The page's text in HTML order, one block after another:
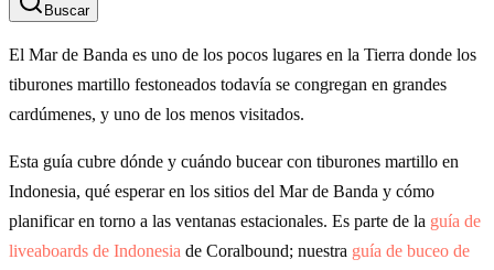
Buscar
El Mar de Banda es uno de los pocos lugares en la Tierra donde los
tiburones martillo festoneados todavía se congregan en grandes
cardúmenes, y uno de los menos visitados.
Esta guía cubre dónde y cuándo bucear con tiburones martillo en
Indonesia, qué esperar en los sitios del Mar de Banda y cómo
planificar en torno a las ventanas estacionales. Es parte de la guía de
liveaboards de Indonesia de Coralbound; nuestra guía de buceo de